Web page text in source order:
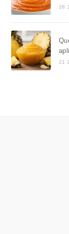
28
21